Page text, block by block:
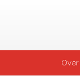
Over